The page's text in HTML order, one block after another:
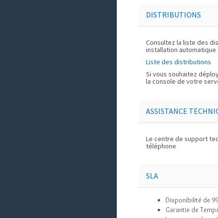
DISTRIBUTIONS
Consultez la liste des
installation
Liste des distributions
Si vous souhaitez
la console de votre
ASSISTANCE
Le centre de support
téléphone
SLA
Disponibilité de
Garantie de